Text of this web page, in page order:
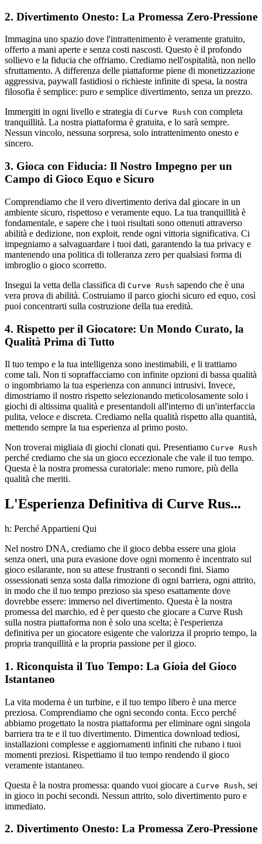
2. Divertimento Onesto: La Promessa Zero-Pressione
Immagina uno spazio dove l'intrattenimento è veramente gratuito,
offerto a mani aperte e senza costi nascosti. Questo è il profondo
sollievo e la fiducia che offriamo. Crediamo nell'ospitalità, non nello
sfruttamento. A differenza delle piattaforme piene di monetizzazione
aggressiva, paywall fastidiosi o richieste infinite di spesa, la nostra
filosofia è semplice: puro e semplice divertimento, senza un prezzo.
Immergiti in ogni livello e strategia di Curve Rush con completa
tranquillità. La nostra piattaforma è gratuita, e lo sarà sempre.
Nessun vincolo, nessuna sorpresa, solo intrattenimento onesto e
sincero.
3. Gioca con Fiducia: Il Nostro Impegno per un
Campo di Gioco Equo e Sicuro
Comprendiamo che il vero divertimento deriva dal giocare in un
ambiente sicuro, rispettoso e veramente equo. La tua tranquillità è
fondamentale, e sapere che i tuoi risultati sono ottenuti attraverso
abilità e dedizione, non exploit, rende ogni vittoria significativa. Ci
impegniamo a salvaguardare i tuoi dati, garantendo la tua privacy e
mantenendo una politica di tolleranza zero per qualsiasi forma di
imbroglio o gioco scorretto.
Insegui la vetta della classifica di Curve Rush sapendo che è una
vera prova di abilità. Costruiamo il parco giochi sicuro ed equo, così
puoi concentrarti sulla costruzione della tua eredità.
4. Rispetto per il Giocatore: Un Mondo Curato, la
Qualità Prima di Tutto
Il tuo tempo e la tua intelligenza sono inestimabili, e li trattiamo
come tali. Non ti sopraffacciamo con infinite opzioni di bassa qualità
o ingombriamo la tua esperienza con annunci intrusivi. Invece,
dimostriamo il nostro rispetto selezionando meticolosamente solo i
giochi di altissima qualità e presentandoli all'interno di un'interfaccia
pulita, veloce e discreta. Crediamo nella qualità rispetto alla quantità,
mettendo sempre la tua esperienza al primo posto.
Non troverai migliaia di giochi clonati qui. Presentiamo Curve Rush
perché crediamo che sia un gioco eccezionale che vale il tuo tempo.
Questa è la nostra promessa curatoriale: meno rumore, più della
qualità che meriti.
L'Esperienza Definitiva di Curve Rus...
h: Perché Appartieni Qui
Nel nostro DNA, crediamo che il gioco debba essere una gioia
senza oneri, una pura evasione dove ogni momento è incentrato sul
gioco esilarante, non su attese frustranti o secondi fini. Siamo
ossessionati senza sosta dalla rimozione di ogni barriera, ogni attrito,
in modo che il tuo tempo prezioso sia speso esattamente dove
dovrebbe essere: immerso nel divertimento. Questa è la nostra
promessa del marchio, ed è per questo che giocare a Curve Rush
sulla nostra piattaforma non è solo una scelta; è l'esperienza
definitiva per un giocatore esigente che valorizza il proprio tempo, la
propria tranquillità e la propria passione per il gioco.
1. Riconquista il Tuo Tempo: La Gioia del Gioco
Istantaneo
La vita moderna è un turbine, e il tuo tempo libero è una merce
preziosa. Comprendiamo che ogni secondo conta. Ecco perché
abbiamo progettato la nostra piattaforma per eliminare ogni singola
barriera tra te e il tuo divertimento. Dimentica download tediosi,
installazioni complesse e aggiornamenti infiniti che rubano i tuoi
momenti preziosi. Rispettiamo il tuo tempo rendendo il gioco
veramente istantaneo.
Questa è la nostra promessa: quando vuoi giocare a Curve Rush, sei
in gioco in pochi secondi. Nessun attrito, solo divertimento puro e
immediato.
2. Divertimento Onesto: La Promessa Zero-Pressione